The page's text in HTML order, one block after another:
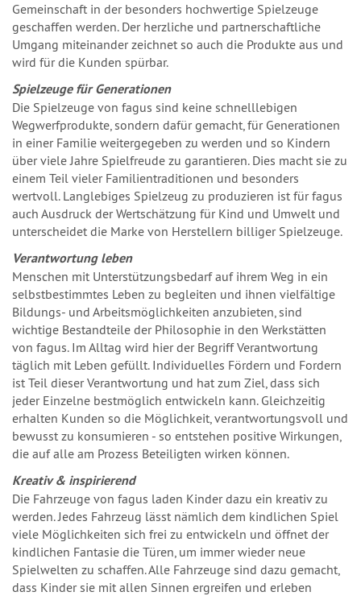
Gemeinschaft in der besonders hochwertige Spielzeuge
geschaffen werden. Der herzliche und partnerschaftliche
Umgang miteinander zeichnet so auch die Produkte aus und
wird für die Kunden spürbar.
Spielzeuge für Generationen
Die Spielzeuge von fagus sind keine schnelllebigen
Wegwerfprodukte, sondern dafür gemacht, für Generationen
in einer Familie weitergegeben zu werden und so Kindern
über viele Jahre Spielfreude zu garantieren. Dies macht sie zu
einem Teil vieler Familientraditionen und besonders
wertvoll. Langlebiges Spielzeug zu produzieren ist für fagus
auch Ausdruck der Wertschätzung für Kind und Umwelt und
unterscheidet die Marke von Herstellern billiger Spielzeuge.
Verantwortung leben
Menschen mit Unterstützungsbedarf auf ihrem Weg in ein
selbstbestimmtes Leben zu begleiten und ihnen vielfältige
Bildungs- und Arbeitsmöglichkeiten anzubieten, sind
wichtige Bestandteile der Philosophie in den Werkstätten
von fagus. Im Alltag wird hier der Begriff Verantwortung
täglich mit Leben gefüllt. Individuelles Fördern und Fordern
ist Teil dieser Verantwortung und hat zum Ziel, dass sich
jeder Einzelne bestmöglich entwickeln kann. Gleichzeitig
erhalten Kunden so die Möglichkeit, verantwortungsvoll und
bewusst zu konsumieren - so entstehen positive Wirkungen,
die auf alle am Prozess Beteiligten wirken können.
Kreativ & inspirierend
Die Fahrzeuge von fagus laden Kinder dazu ein kreativ zu
werden. Jedes Fahrzeug lässt nämlich dem kindlichen Spiel
viele Möglichkeiten sich frei zu entwickeln und öffnet der
kindlichen Fantasie die Türen, um immer wieder neue
Spielwelten zu schaffen. Alle Fahrzeuge sind dazu gemacht,
dass Kinder sie mit allen Sinnen ergreifen und erleben